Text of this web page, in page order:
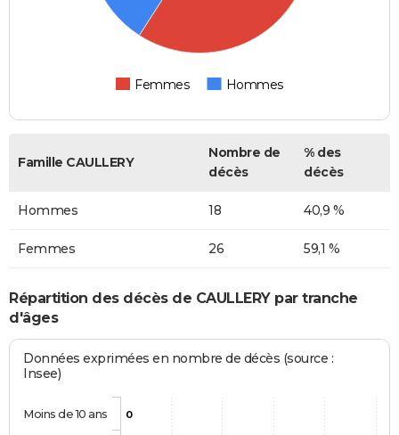
Femmes Hommes
Famille CAULLERY
Nombre de
décès
% des
décès
Hommes 18 40,9 %
Femmes 26 59,1 %
Répartition des décès de CAULLERY par tranche
d'âges
Données exprimées en nombre de décès (source :
Insee)
0
Moins de 10 ans